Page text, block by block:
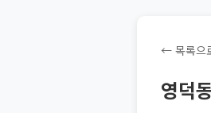
← 목록으
영덕